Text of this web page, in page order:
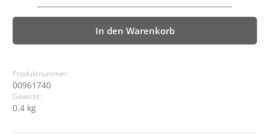
In den Warenkorb
Produktnummer:
00961740
Gewicht:
0.4 kg